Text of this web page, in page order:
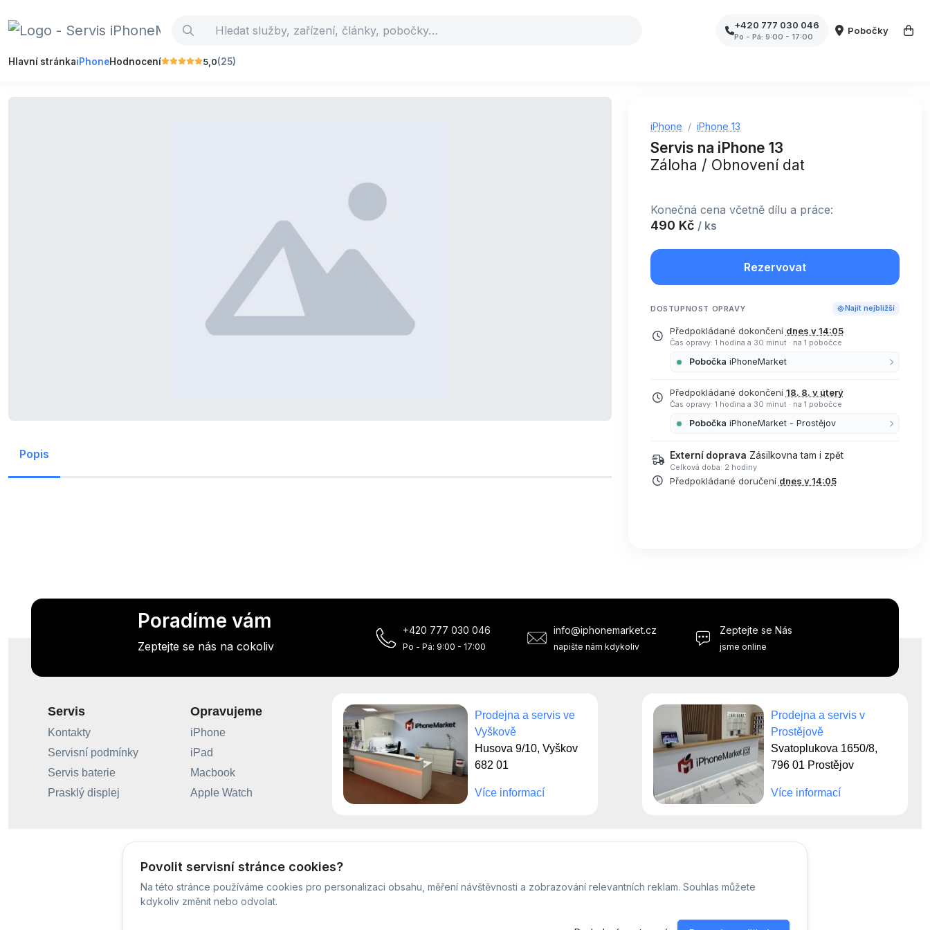
+420 777 030 046
Po - Pá: 9:00 - 17:00
Pobočky
Hlavní stránkaiPhoneHodnocení 5,0(25)
Popis
iPhone iPhone 13
Servis na iPhone 13
Záloha / Obnovení dat
Konečná cena včetně dílu a práce:
490 Kč / ks
Rezervovat
DOSTUPNOST OPRAVY Najít nejbližší
Předpokládané dokončení dnes v 14:05
Čas opravy: 1 hodina a 30 minut · na 1 pobočce
Pobočka iPhoneMarket
Předpokládané dokončení 18. 8. v úterý
Čas opravy: 1 hodina a 30 minut · na 1 pobočce
Pobočka iPhoneMarket - Prostějov
Externí doprava Zásilkovna tam i zpět
Celková doba: 2 hodiny
Předpokládané doručení dnes v 14:05
Povolit servisní stránce cookies?
Na této stránce používáme cookies pro personalizaci obsahu, měření návštěvnosti a zobrazování relevantních reklam. Souhlas můžete
kdykoliv změnit nebo odvolat.
Poradíme vám
Zeptejte se nás na cokoliv
+420 777 030 046
Po - Pá: 9:00 - 17:00
info@iphonemarket.cz
napište nám kdykoliv
Zeptejte se Nás
jsme online
Servis
Kontakty
Servisní podmínky
Servis baterie
Prasklý displej
Opravujeme
iPhone
iPad
Macbook
Apple Watch
Prodejna a servis ve
Vyškově
Husova 9/10, Vyškov
682 01
Více informací
Prodejna a servis v
Prostějově
Svatoplukova 1650/8,
796 01 Prostějov
Více informací